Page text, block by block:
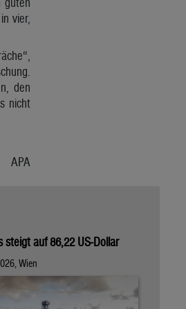
vier,
den
nicht
APA
steigt auf 86,22 US-Dollar
Wien